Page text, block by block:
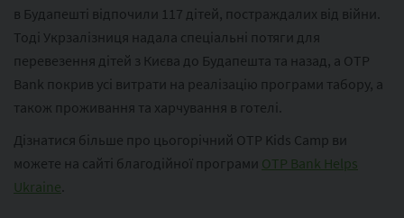
в Будапешті відпочили 117 дітей, постраждалих від війни.
Тоді Укрзалізниця надала спеціальні потяги для
перевезення дітей з Києва до Будапешта та назад, а OTP
Bank покрив усі витрати на реалізацію програми табору, а
також проживання та харчування в готелі.
Дізнатися більше про цьогорічний OTP Kids Camp ви
можете на сайті благодійної програми OTP Bank Helps
Ukraine